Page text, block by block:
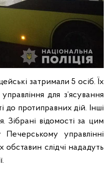
затримали 5 осіб. Їх
для з‘ясування
до протиправних дій. Інші
Зібрані відомості за цим
управлінні
обставин слідчі нададуть